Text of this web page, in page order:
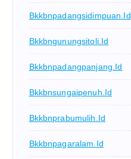
Bkkbnpadangsidimpuan.id
Bkkbngunungsitoli.id
Bkkbnpadangpanjang.id
Bkkbnsungaipenuh.id
Bkkbnprabumulih.id
Bkkbnpagaralam.id